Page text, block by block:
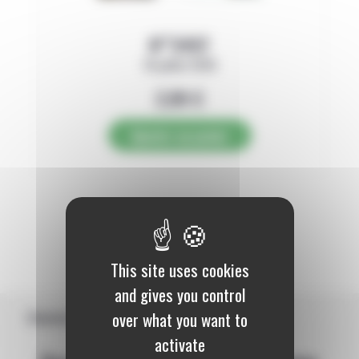
N°3497
2,89€
This site uses cookies
and gives you control
over what you want to
activate